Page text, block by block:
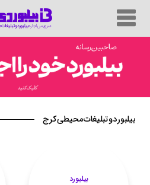
بیلبورد و تبلیغات محیطی کرج
بیلبورد